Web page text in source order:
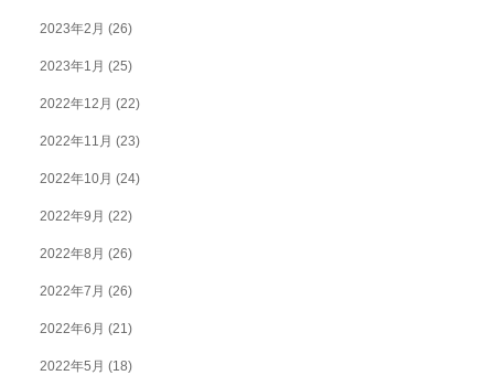
2023年2月 (26)
2023年1月 (25)
2022年12月 (22)
2022年11月 (23)
2022年10月 (24)
2022年9月 (22)
2022年8月 (26)
2022年7月 (26)
2022年6月 (21)
2022年5月 (18)